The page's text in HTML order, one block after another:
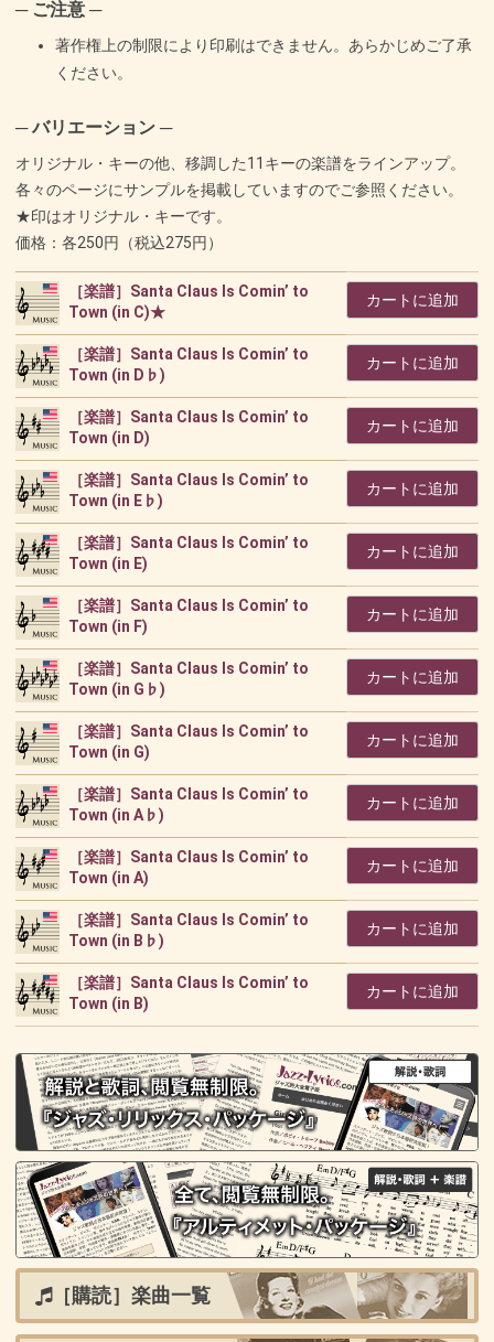
─ ご注意 ─
著作権上の制限により印刷はできません。あらかじめご了承
ください。
─ バリエーション ─
オリジナル・キーの他、移調した11キーの楽譜をラインアップ。
各々のページにサンプルを掲載していますのでご参照ください。
★印はオリジナル・キーです。
価格：各250円（税込275円）
［楽譜］Santa Claus Is Comin’ to
Town (in C)★
カートに追加
［楽譜］Santa Claus Is Comin’ to
Town (in D♭)
カートに追加
［楽譜］Santa Claus Is Comin’ to
Town (in D)
カートに追加
［楽譜］Santa Claus Is Comin’ to
Town (in E♭)
カートに追加
［楽譜］Santa Claus Is Comin’ to
Town (in E)
カートに追加
［楽譜］Santa Claus Is Comin’ to
Town (in F)
カートに追加
［楽譜］Santa Claus Is Comin’ to
Town (in G♭)
カートに追加
［楽譜］Santa Claus Is Comin’ to
Town (in G)
カートに追加
［楽譜］Santa Claus Is Comin’ to
Town (in A♭)
カートに追加
［楽譜］Santa Claus Is Comin’ to
Town (in A)
カートに追加
［楽譜］Santa Claus Is Comin’ to
Town (in B♭)
カートに追加
［楽譜］Santa Claus Is Comin’ to
Town (in B)
カートに追加
［購読］楽曲一覧